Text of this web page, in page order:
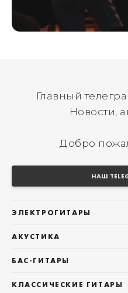
Главный
Новости,
Добро
НАШ
ЭЛЕКТРОГИТАРЫ
Telecaster
Les Paul
АКУСТИКА
Фолки (ОМ, 000, 00)
БАС-ГИТАРЫ
КЛАССИЧЕСКИЕ ГИТАРЫ